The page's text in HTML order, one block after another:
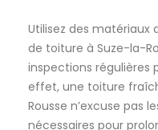
Utilisez des matériaux
de toiture à Suze-la-
inspections régulières
effet, une toiture
Rousse n’excuse pas
nécessaires pour